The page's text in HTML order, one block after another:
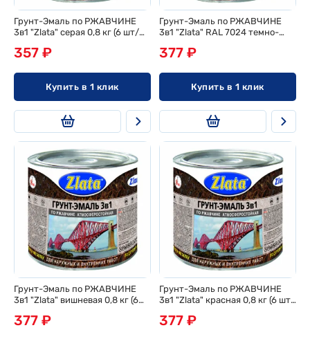
Грунт-Эмаль по РЖАВЧИНЕ
3в1 "Zlata" серая 0,8 кг (6 шт/
357 ₽
Купить в 1 клик
Грунт-Эмаль по РЖАВЧИНЕ
3в1 "Zlata" RAL 7024 темно-
377 ₽
Купить в 1 клик
Грунт-Эмаль по РЖАВЧИНЕ
3в1 "Zlata" вишневая 0,8 кг (6
377 ₽
Грунт-Эмаль по РЖАВЧИНЕ
3в1 "Zlata" красная 0,8 кг (6 шт/
377 ₽